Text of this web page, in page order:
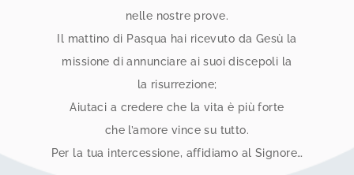
nelle nostre prove.
Il mattino di Pasqua hai ricevuto da Gesù la
missione di annunciare ai suoi discepoli la
la risurrezione;
Aiutaci a credere che la vita è più forte
che l’amore vince su tutto.
Per la tua intercessione, affidiamo al Signore…